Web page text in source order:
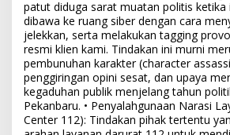
patut diduga sarat muatan politis
dibawa ke ruang siber dengan cara
jelekkan, serta melakukan tagging
resmi klien kami. Tindakan ini murni
pembunuhan karakter (character
penggiringan opini sesat, dan upaya
kegaduhan publik menjelang tahun
Pekanbaru. • Penyalahgunaan Narasi
Center 112): Tindakan pihak tertentu